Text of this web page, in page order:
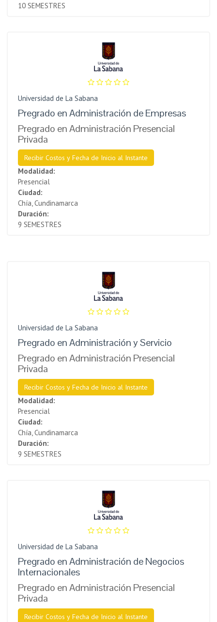
10 SEMESTRES
Universidad de La Sabana
Pregrado en Administración de Empresas
Pregrado en Administración Presencial
Privada
Recibir Costos y Fecha de Inicio al Instante
Modalidad:
Presencial
Ciudad:
Chía, Cundinamarca
Duración:
9 SEMESTRES
Universidad de La Sabana
Pregrado en Administración y Servicio
Pregrado en Administración Presencial
Privada
Recibir Costos y Fecha de Inicio al Instante
Modalidad:
Presencial
Ciudad:
Chía, Cundinamarca
Duración:
9 SEMESTRES
Universidad de La Sabana
Pregrado en Administración de Negocios
Internacionales
Pregrado en Administración Presencial
Privada
Recibir Costos y Fecha de Inicio al Instante